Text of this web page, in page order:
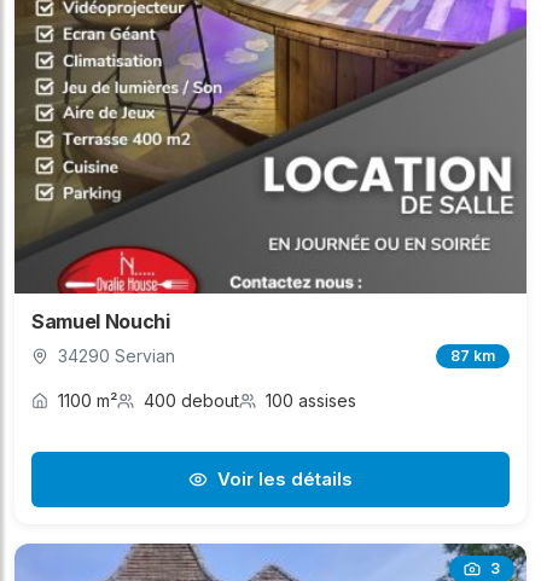
Samuel Nouchi
34290 Servian 87 km
1100 m² 400 debout 100 assises
Voir les détails
3